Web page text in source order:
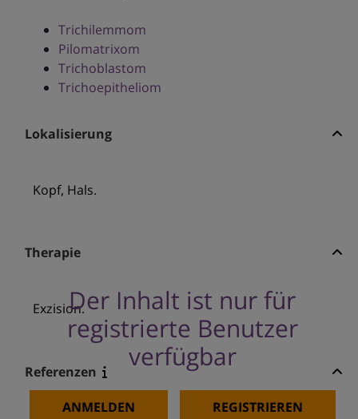
Trichilemmom
Pilomatrixom
Trichoblastom
Trichoepitheliom
Lokalisierung
Kopf, Hals.
Therapie
Der Inhalt ist nur für
registrierte Benutzer
verfügbar
ANMELDEN REGISTRIEREN
Exzision.
Referenzen